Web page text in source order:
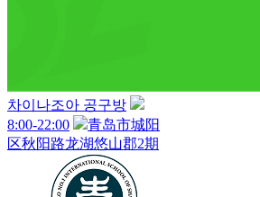
차이나조아 공구방
8:00-22:00
青岛市城阳
区秋阳路龙湖悠山郡2期